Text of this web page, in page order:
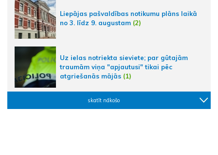
Liepājas pašvaldības notikumu plāns laikā
no 3. līdz 9. augustam (2)
Uz ielas notriekta sieviete; par gūtajām
traumām viņa "apjautusi" tikai pēc
atgriešanās mājās (1)
skatīt nākošo